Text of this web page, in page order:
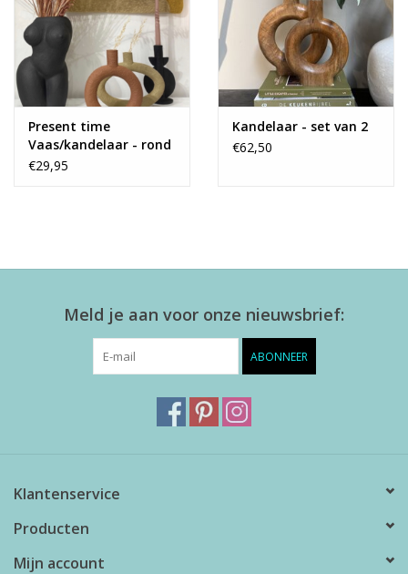
Present time
Vaas/kandelaar - rond
terracotta
€29,95
Kandelaar - set van 2
€62,50
Meld je aan voor onze nieuwsbrief:
ABONNEER
Klantenservice
Producten
Mijn account